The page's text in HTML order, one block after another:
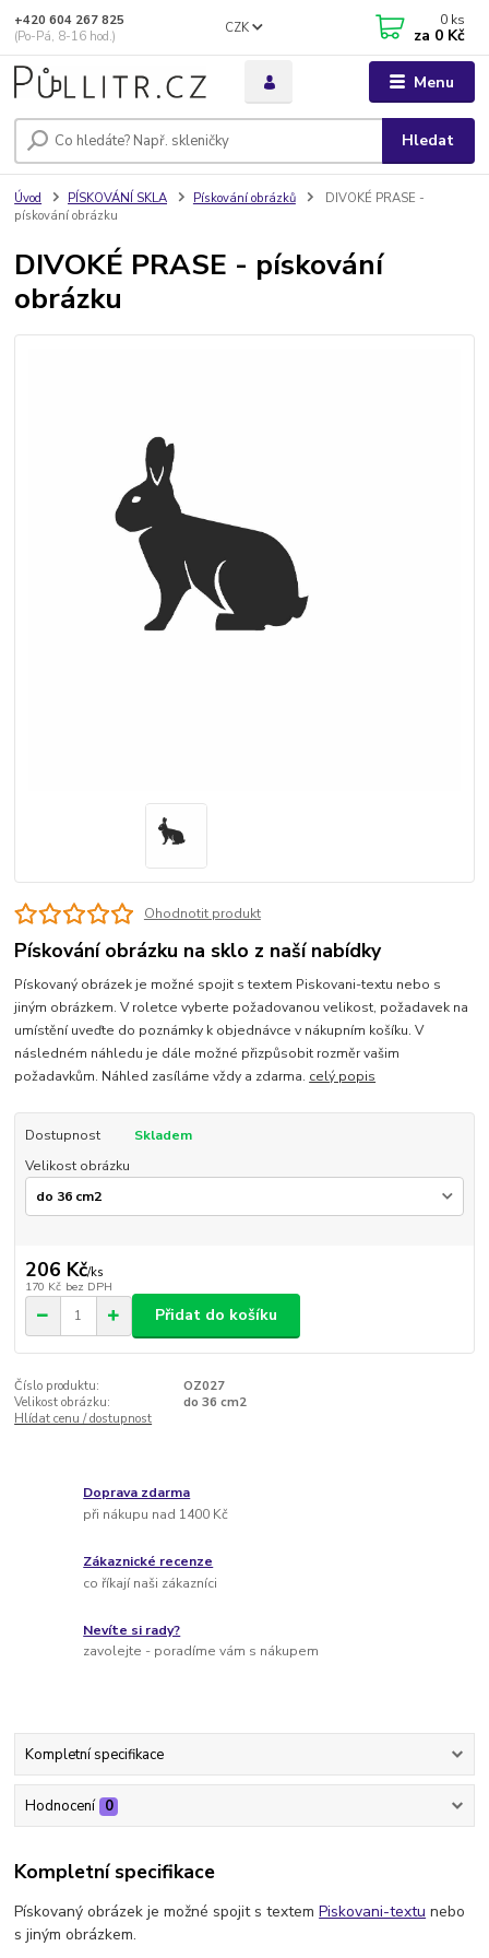
Menu
CZK
Hledat
+420 604 267 825
(Po-Pá, 8-16 hod.)
0 ks
za 0 Kč
Úvod PÍSKOVÁNÍ SKLA Pískování obrázků
DIVOKÉ PRASE -
pískování obrázku
DIVOKÉ PRASE - pískování
obrázku
Ohodnotit produkt
Pískování obrázku na sklo z naší nabídky
Pískovaný obrázek je možné spojit s textem Piskovani-textu nebo s
jiným obrázkem. V roletce vyberte požadovanou velikost, požadavek na
umístění uveďte do poznámky k objednávce v nákupním košíku. V
následném náhledu je dále možné přizpůsobit rozměr vašim
požadavkům. Náhled zasíláme vždy a zdarma. celý popis
Dostupnost
Skladem
Velikost obrázku
206 Kč/ks
170 Kč bez DPH
Přidat do košíku
Číslo produktu:
OZ027
Velikost obrázku:
do 36 cm2
Hlídat cenu / dostupnost
Doprava zdarma
při nákupu nad 1400 Kč
Zákaznické recenze
co říkají naši zákazníci
Nevíte si rady?
zavolejte - poradíme vám s nákupem
Kompletní specifikace
Hodnocení 0
Kompletní specifikace
Pískovaný obrázek je možné spojit s textemPiskovani-textu nebo
s jiným obrázkem.